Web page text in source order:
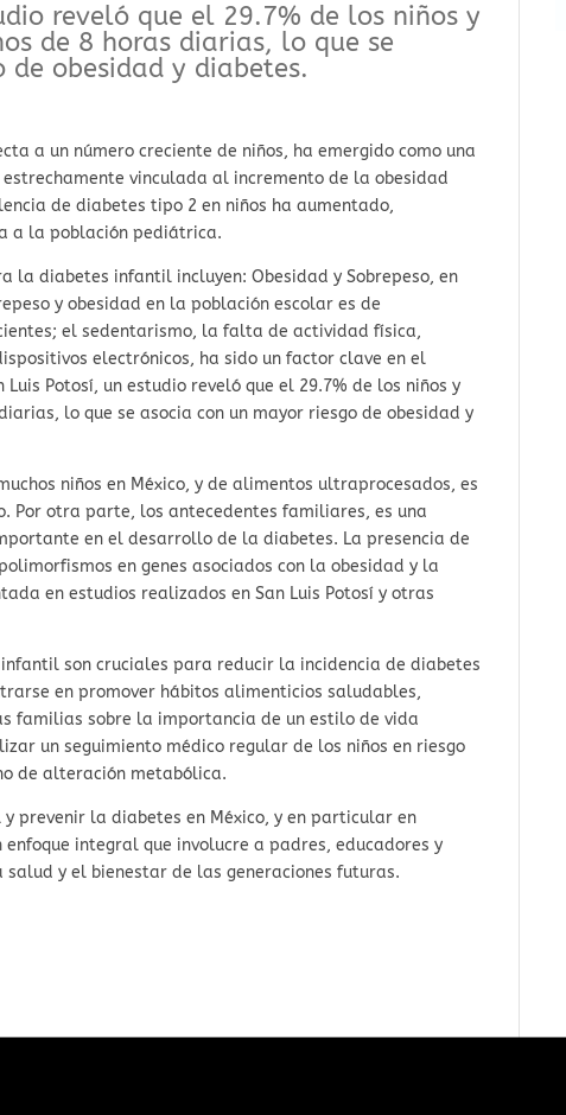
reveló que el 29.7% de los niños y
de 8 horas diarias, lo que se
de obesidad y diabetes.
a un número creciente de niños, ha emergido como una
vinculada al incremento de la obesidad
de diabetes tipo 2 en niños ha aumentado,
a la población pediátrica.
la diabetes infantil incluyen: Obesidad y Sobrepeso, en
y obesidad en la población escolar es de
el sedentarismo, la falta de actividad física,
electrónicos, ha sido un factor clave en el
Potosí, un estudio reveló que el 29.7% de los niños y
lo que se asocia con un mayor riesgo de obesidad y
niños en México, y de alimentos ultraprocesados, es
Por otra parte, los antecedentes familiares, es una
en el desarrollo de la diabetes. La presencia de
en genes asociados con la obesidad y la
en estudios realizados en San Luis Potosí y otras
son cruciales para reducir la incidencia de diabetes
en promover hábitos alimenticios saludables,
familias sobre la importancia de un estilo de vida
un seguimiento médico regular de los niños en riesgo
de alteración metabólica.
prevenir la diabetes en México, y en particular en
enfoque integral que involucre a padres, educadores y
y el bienestar de las generaciones futuras.